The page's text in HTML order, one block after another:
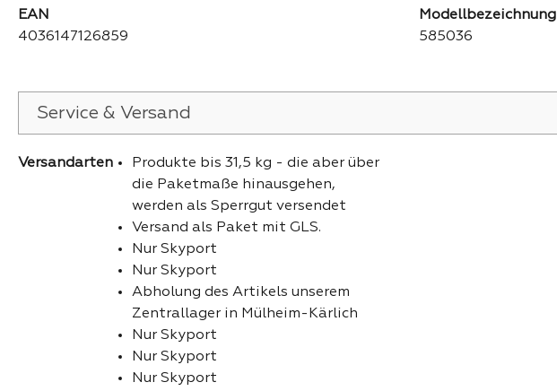
EAN
4036147126859
Modellbezeichnung
585036
Service & Versand
Versandarten
Produkte bis 31,5 kg - die aber über
die Paketmaße hinausgehen,
werden als Sperrgut versendet
Versand als Paket mit GLS.
Nur Skyport
Nur Skyport
Abholung des Artikels unserem
Zentrallager in Mülheim-Kärlich
Nur Skyport
Nur Skyport
Nur Skyport